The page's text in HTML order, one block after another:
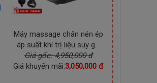
Máy massage chân nén ép
áp suất khí trị liệu suy g...
Giá gốc: 4,950,000 đ
Giá khuyến mãi:3,050,000 đ
Nệm (đệm)